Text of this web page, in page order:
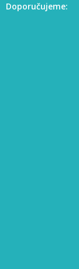
Doporučujeme: